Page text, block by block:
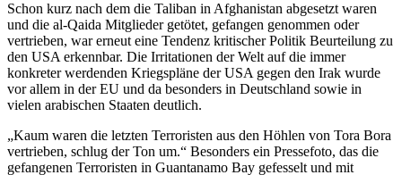
Schon kurz nach dem die Taliban in Afghanistan abgesetzt waren
und die al-Qaida Mitglieder getötet, gefangen genommen oder
vertrieben, war erneut eine Tendenz kritischer Politik Beurteilung zu
den USA erkennbar. Die Irritationen der Welt auf die immer
konkreter werdenden Kriegspläne der USA gegen den Irak wurde
vor allem in der EU und da besonders in Deutschland sowie in
vielen arabischen Staaten deutlich.
„Kaum waren die letzten Terroristen aus den Höhlen von Tora Bora
vertrieben, schlug der Ton um.“ Besonders ein Pressefoto, das die
gefangenen Terroristen in Guantanamo Bay gefesselt und mit